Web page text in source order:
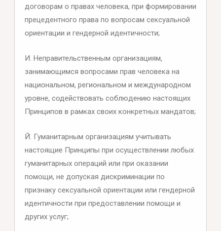
договорам о правах человека, при формировании
прецедентного права по вопросам сексуальной
ориентации и гендерной идентичности;
И. Неправительственным организациям,
занимающимся вопросами прав человека на
национальном, региональном и международном
уровне, содействовать соблюдению настоящих
Принципов в рамках своих конкретных мандатов;
Й. Гуманитарным организациям учитывать
настоящие Принципы при осуществлении любых
гуманитарных операций или при оказании
помощи, не допуская дискриминации по
признаку сексуальной ориентации или гендерной
идентичности при предоставлении помощи и
других услуг;